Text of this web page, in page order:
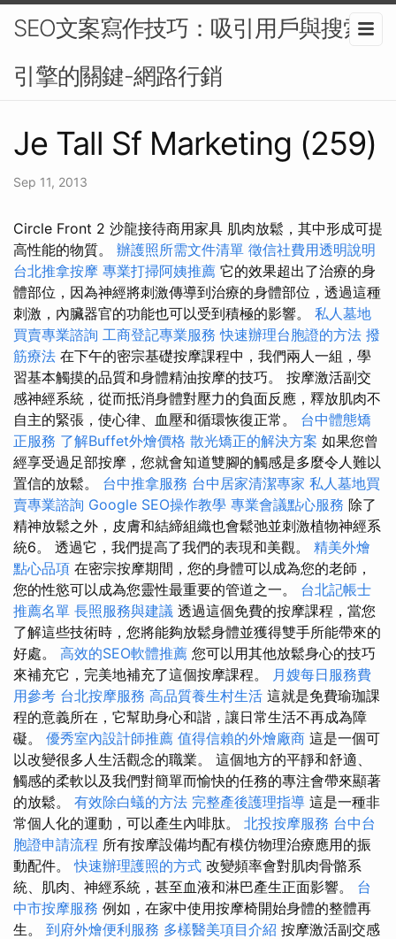
SEO文案寫作技巧：吸引用戶與搜索
引擎的關鍵-網路行銷
Je Tall Sf Marketing (259)
Sep 11, 2013
Circle Front 2 沙龍接待商用家具 肌肉放鬆，其中形成可提
高性能的物質。 辦護照所需文件清單 徵信社費用透明說明
台北推拿按摩 專業打掃阿姨推薦 它的效果超出了治療的身
體部位，因為神經將刺激傳導到治療的身體部位，透過這種
刺激，內臟器官的功能也可以受到積極的影響。 私人墓地
買賣專業諮詢 工商登記專業服務 快速辦理台胞證的方法 撥
筋療法 在下午的密宗基礎按摩課程中，我們兩人一組，學
習基本觸摸的品質和身體精油按摩的技巧。 按摩激活副交
感神經系統，從而抵消身體對壓力的負面反應，釋放肌肉不
自主的緊張，使心律、血壓和循環恢復正常。 台中體態矯
正服務 了解Buffet外燴價格 散光矯正的解決方案 如果您曾
經享受過足部按摩，您就會知道雙腳的觸感是多麼令人難以
置信的放鬆。 台中推拿服務 台中居家清潔專家 私人墓地買
賣專業諮詢 Google SEO操作教學 專業會議點心服務 除了
精神放鬆之外，皮膚和結締組織也會鬆弛並刺激植物神經系
統6。 透過它，我們提高了我們的表現和美觀。 精美外燴
點心品項 在密宗按摩期間，您的身體可以成為您的老師，
您的性慾可以成為您靈性最重要的管道之一。 台北記帳士
推薦名單 長照服務與建議 透過這個免費的按摩課程，當您
了解這些技術時，您將能夠放鬆身體並獲得雙手所能帶來的
好處。 高效的SEO軟體推薦 您可以用其他放鬆身心的技巧
來補充它，完美地補充了這個按摩課程。 月嫂每日服務費
用參考 台北按摩服務 高品質養生村生活 這就是免費瑜珈課
程的意義所在，它幫助身心和諧，讓日常生活不再成為障
礙。 優秀室內設計師推薦 值得信賴的外燴廠商 這是一個可
以改變很多人生活觀念的職業。 這個地方的平靜和舒適、
觸感的柔軟以及我們對簡單而愉快的任務的專注會帶來顯著
的放鬆。 有效除白蟻的方法 完整產後護理指導 這是一種非
常個人化的運動，可以產生內啡肽。 北投按摩服務 台中台
胞證申請流程 所有按摩設備均配有模仿物理治療應用的振
動配件。快速辦理護照的方式 改變頻率會對肌肉骨骼系
統、肌肉、神經系統，甚至血液和淋巴產生正面影響。 台
中市按摩服務 例如，在家中使用按摩椅開始身體的整體再
生。 到府外燴便利服務 多樣醫美項目介紹 按摩激活副交感